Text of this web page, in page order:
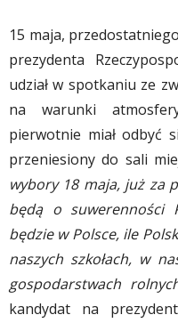
15 maja,
prezydenta
udział w spotkaniu ze
na warunki
pierwotnie miał odbyć
przeniesiony do sali
wybory 18 maja, już za
będą o suwerenności
będzie w Polsce, ile
naszych szkołach, w
gospodarstwach
kandydat na